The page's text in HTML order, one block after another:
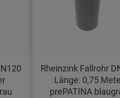
Rheinzink Fallrohr
Länge: 0,75
prePATINA